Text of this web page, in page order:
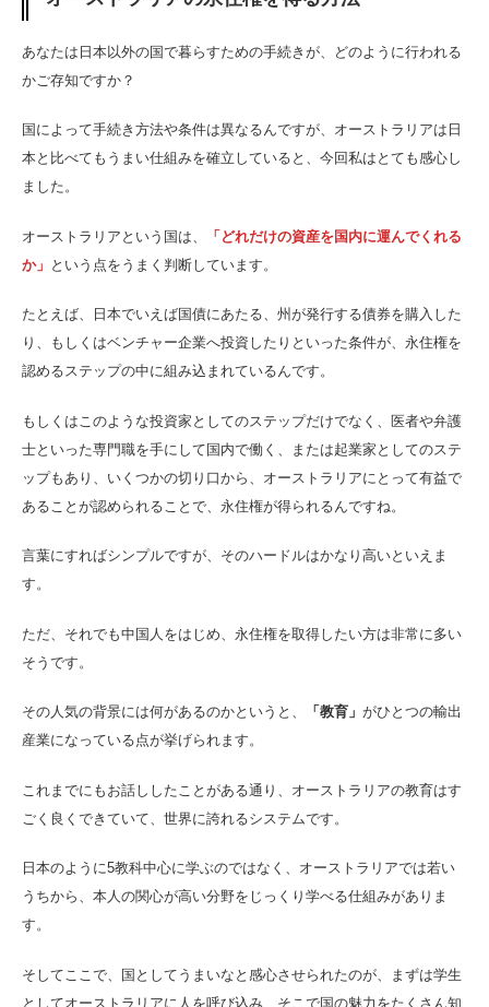
あなたは日本以外の国で暮らすための手続きが、どのように行われる
かご存知ですか？
国によって手続き方法や条件は異なるんですが、オーストラリアは日
本と比べてもうまい仕組みを確立していると、今回私はとても感心し
ました。
オーストラリアという国は、
「どれだけの資産を国内に運んでくれる
か」 という点をうまく判断しています。
たとえば、日本でいえば国債にあたる、州が発行する債券を購入した
り、もしくはベンチャー企業へ投資したりといった条件が、永住権を
認めるステップの中に組み込まれているんです。
もしくはこのような投資家としてのステップだけでなく、医者や弁護
士といった専門職を手にして国内で働く、または起業家としてのステ
ップもあり、いくつかの切り口から、オーストラリアにとって有益で
あることが認められることで、永住権が得られるんですね。
言葉にすればシンプルですが、そのハードルはかなり高いといえま
す。
ただ、それでも中国人をはじめ、永住権を取得したい方は非常に多い
そうです。
その人気の背景には何があるのかというと、 「教育」 がひとつの輸出
産業になっている点が挙げられます。
これまでにもお話ししたことがある通り、オーストラリアの教育はす
ごく良くできていて、世界に誇れるシステムです。
日本のように5教科中心に学ぶのではなく、オーストラリアでは若い
うちから、本人の関心が高い分野をじっくり学べる仕組みがありま
す。
そしてここで、国としてうまいなと感心させられたのが、まずは学生
としてオーストラリアに人を呼び込み、そこで国の魅力をたくさん知